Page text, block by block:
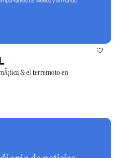
& el terremoto en